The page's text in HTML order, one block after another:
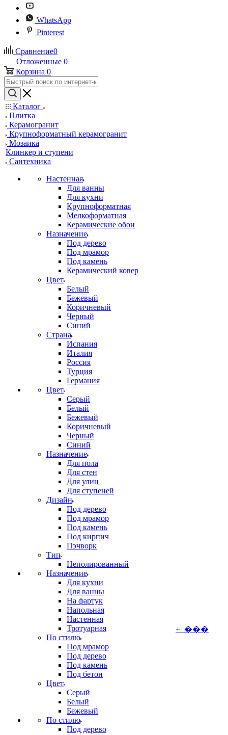
WhatsApp
Pinterest
Сравнение0
Отложенные 0
Корзина 0
Каталог
Плитка
Керамогранит
Крупноформатный керамогранит
Мозаика
Клинкер и ступени
Сантехника
Настенная
Для ванны
Для кухни
Крупноформатная
Мелкоформатная
Керамические обои
Назначение
Под дерево
Под мрамор
Под камень
Керамический ковер
Цвет
Белый
Бежевый
Коричневый
Черный
Синий
Страна
Испания
Италия
Россия
Турция
Германия
Цвет
Серый
Белый
Бежевый
Коричневый
Черный
Синий
Назначение
Для пола
Для стен
Для улиц
Для ступеней
Дизайн
Под дерево
Под мрамор
Под камень
Под кирпич
Пэчворк
Тип
Неполированный
Назначение
Для кухни
Для ванны
На фартук
Напольная
Настенная
Тротуарная
По стилю
Под мрамор
Под дерево
Под камень
Под бетон
Цвет
Серый
Белый
Бежевый
По стилю
Под дерево
+ ���